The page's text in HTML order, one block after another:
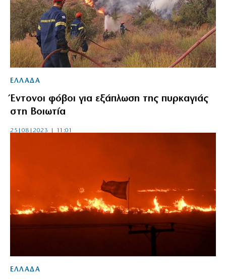
ΕΛΛΑΔΑ
Έντονοι φόβοι για εξάπλωση της πυρκαγιάς
στη Βοιωτία
25|08|2023 | 11:01
ΕΛΛΑΔΑ